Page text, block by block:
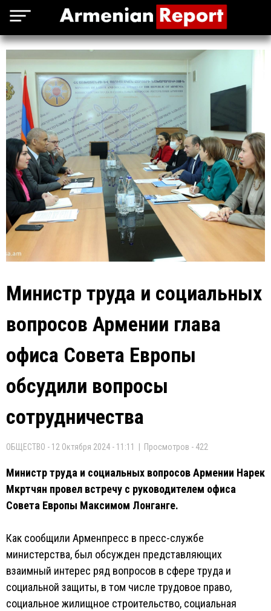
Министр труда и социальных
вопросов Армении глава
офиса Совета Европы
обсудили вопросы
сотрудничества
ОБЩЕСТВО - 12 Октября 2024 - 11:11 | Просмотров - 422
Министр труда и социальных вопросов Армении Нарек
Мкртчян провел встречу с руководителем офиса
Совета Европы Максимом Лонганге.
Как сообщили Арменпресс в пресс-службе
министерства, был обсужден представляющих
взаимный интерес ряд вопросов в сфере труда и
социальной защиты, в том числе трудовое право,
социальное жилищное строительство, социальная